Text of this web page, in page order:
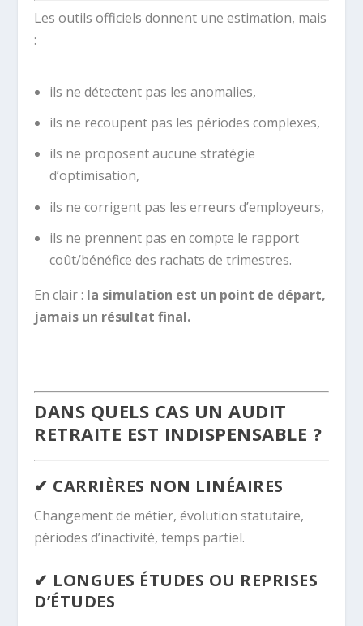
Les outils officiels donnent une estimation, mais
:
ils ne détectent pas les anomalies,
ils ne recoupent pas les périodes complexes,
ils ne proposent aucune stratégie
d’optimisation,
ils ne corrigent pas les erreurs d’employeurs,
ils ne prennent pas en compte le rapport
coût/bénéfice des rachats de trimestres.
En clair : la simulation est un point de départ,
jamais un résultat final.
DANS QUELS CAS UN AUDIT
RETRAITE EST INDISPENSABLE ?
✔ CARRIÈRES NON LINÉAIRES
Changement de métier, évolution statutaire,
périodes d’inactivité, temps partiel.
✔ LONGUES ÉTUDES OU REPRISES
D’ÉTUDES